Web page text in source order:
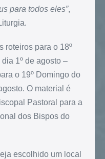
para todos eles”,
roteiros para o 18º
1º de agosto –
o 19º Domingo do
O material é
Pastoral para a
dos Bispos do
escolhido um local